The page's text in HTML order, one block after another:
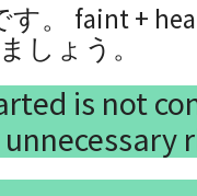
。 faint +
しょう。
is not